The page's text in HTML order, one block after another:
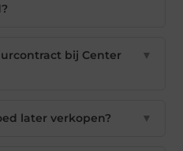
bij Center
▼
later verkopen? ▼